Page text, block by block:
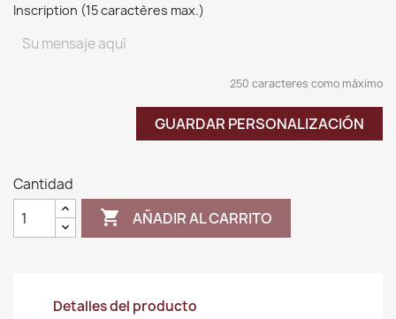
Inscription (15 caractères max.)
250 caracteres como máximo
GUARDAR PERSONALIZACIÓN
Cantidad
 AÑADIR AL CARRITO
Detalles del producto